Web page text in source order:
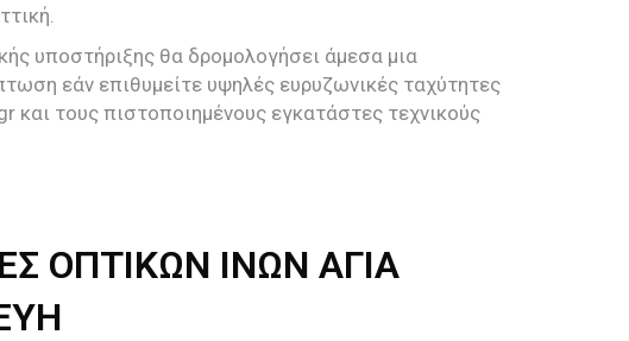
υποστήριξης θα δρομολογήσει άμεσα μια
εάν επιθυμείτε υψηλές ευρυζωνικές ταχύτητες
και τους πιστοποιημένους εγκατάστες τεχνικούς
ΟΠΤΙΚΩΝ ΙΝΩΝ ΑΓΙΑ